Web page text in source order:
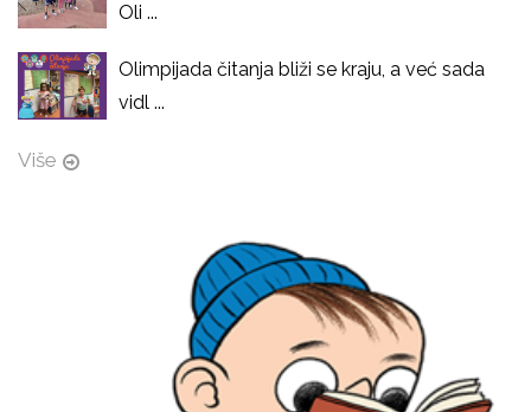
Oli ...
Olimpijada čitanja bliži se kraju, a već sada
vidl ...
Više